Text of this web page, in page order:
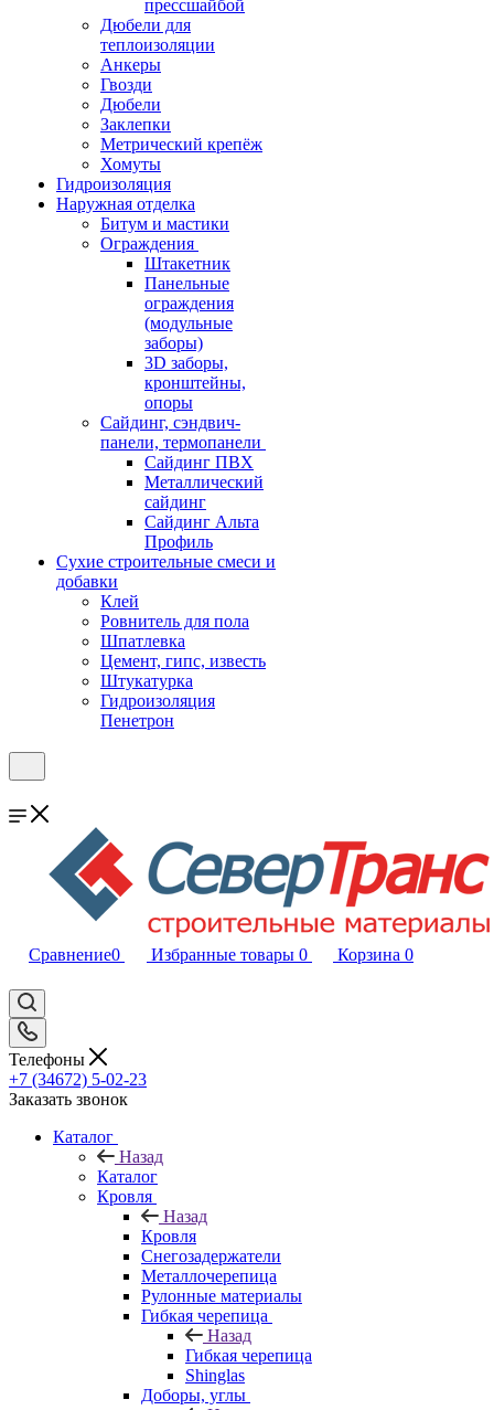
прессшайбой
Дюбели для
теплоизоляции
Анкеры
Гвозди
Дюбели
Заклепки
Метрический крепёж
Хомуты
Гидроизоляция
Наружная отделка
Битум и мастики
Ограждения
Штакетник
Панельные
ограждения
(модульные
заборы)
3D заборы,
кронштейны,
опоры
Cайдинг, сэндвич-
панели, термопанели
Сайдинг ПВХ
Металлический
сайдинг
Сайдинг Альта
Профиль
Сухие строительные смеси и
добавки
Клей
Ровнитель для пола
Шпатлевка
Цемент, гипс, известь
Штукатурка
Гидроизоляция
Пенетрон
Сравнение0 Избранные товары 0 Корзина 0
Телефоны
+7 (34672) 5-02-23
Заказать звонок
Каталог
Назад
Каталог
Кровля
Назад
Кровля
Снегозадержатели
Металлочерепица
Рулонные материалы
Гибкая черепица
Назад
Гибкая черепица
Shinglas
Доборы, углы